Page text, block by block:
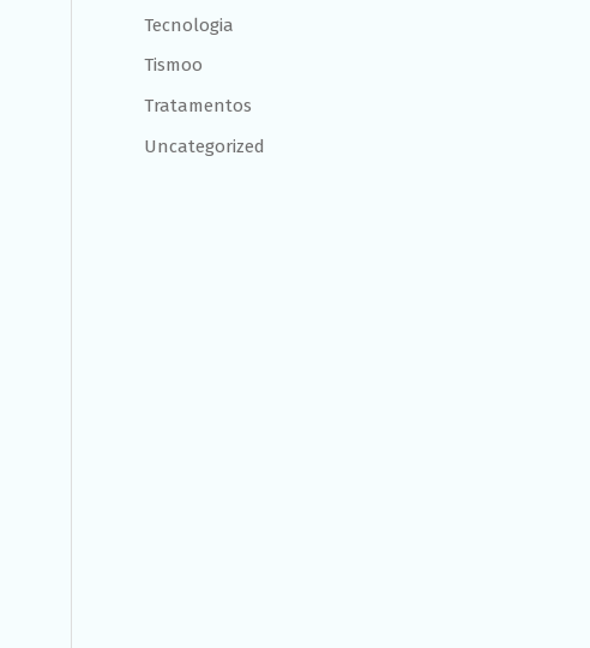
Tecnologia
Tismoo
Tratamentos
Uncategorized